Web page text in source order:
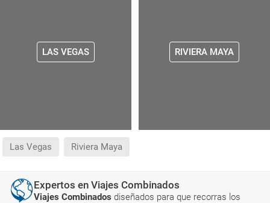
LAS VEGAS RIVIERA MAYA
Las Vegas Riviera Maya
Expertos en Viajes Combinados
Viajes Combinados diseñados para que recorras los